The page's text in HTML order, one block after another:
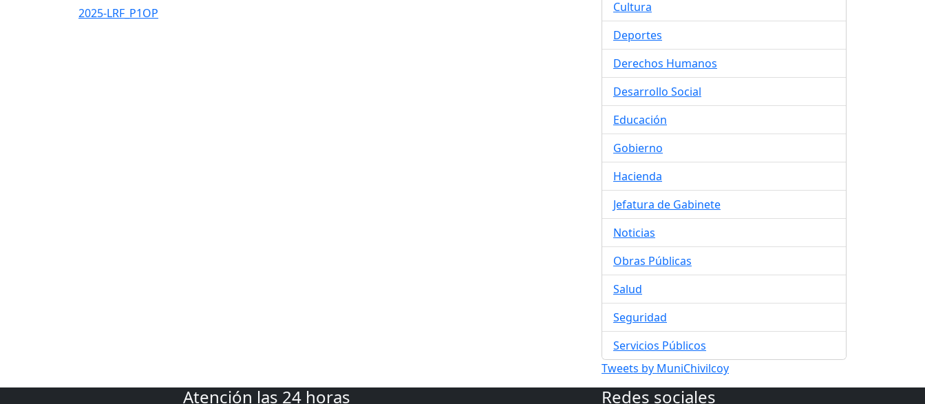
2025-LRF_P1OP
Cultura
Deportes
Derechos Humanos
Desarrollo Social
Educación
Gobierno
Hacienda
Jefatura de Gabinete
Noticias
Obras Públicas
Salud
Seguridad
Servicios Públicos
Tweets by MuniChivilcoy
Atención las 24 horas Redes sociales